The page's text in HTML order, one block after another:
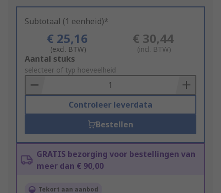
Subtotaal (1 eenheid)*
€ 25,16
(excl. BTW)
€ 30,44
(incl. BTW)
Add
to
Basket
Aantal stuks
selecteer of typ hoeveelheid
Controleer leverdata
Bestellen
GRATIS bezorging voor bestellingen van
meer dan € 90,00
Tekort aan aanbod